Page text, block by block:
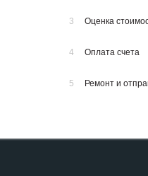
3 Оценка
4 Оплата счета
5 Ремонт и